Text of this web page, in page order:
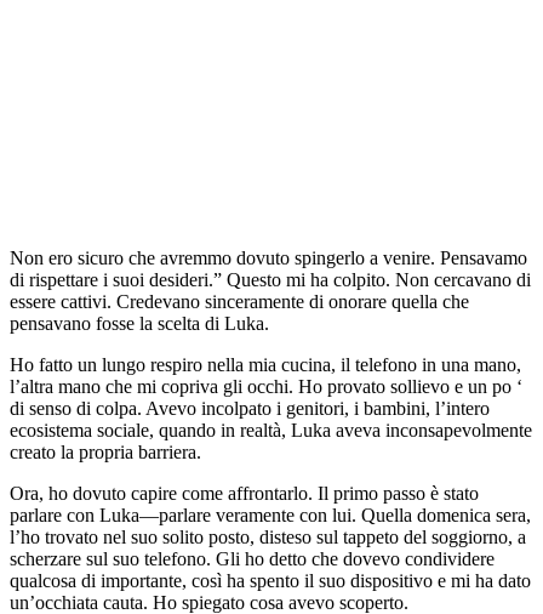
Non ero sicuro che avremmo dovuto spingerlo a venire. Pensavamo
di rispettare i suoi desideri.” Questo mi ha colpito. Non cercavano di
essere cattivi. Credevano sinceramente di onorare quella che
pensavano fosse la scelta di Luka.
Ho fatto un lungo respiro nella mia cucina, il telefono in una mano,
l’altra mano che mi copriva gli occhi. Ho provato sollievo e un po ‘
di senso di colpa. Avevo incolpato i genitori, i bambini, l’intero
ecosistema sociale, quando in realtà, Luka aveva inconsapevolmente
creato la propria barriera.
Ora, ho dovuto capire come affrontarlo. Il primo passo è stato
parlare con Luka—parlare veramente con lui. Quella domenica sera,
l’ho trovato nel suo solito posto, disteso sul tappeto del soggiorno, a
scherzare sul suo telefono. Gli ho detto che dovevo condividere
qualcosa di importante, così ha spento il suo dispositivo e mi ha dato
un’occhiata cauta. Ho spiegato cosa avevo scoperto.